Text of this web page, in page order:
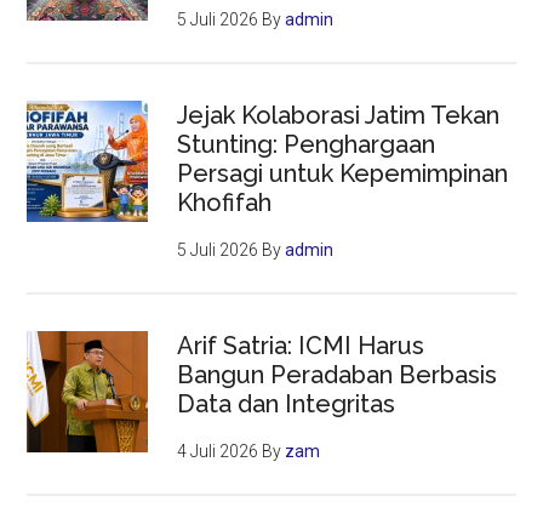
5 Juli 2026 Byadmin
Jejak Kolaborasi Jatim Tekan
Stunting: Penghargaan
Persagi untuk Kepemimpinan
Khofifah
5 Juli 2026 Byadmin
Arif Satria: ICMI Harus
Bangun Peradaban Berbasis
Data dan Integritas
4 Juli 2026 By zam